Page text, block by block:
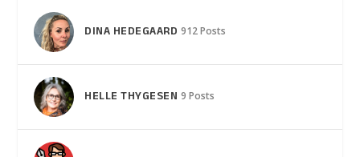
DINA HEDEGAARD 912 Posts
HELLE THYGESEN 9 Posts